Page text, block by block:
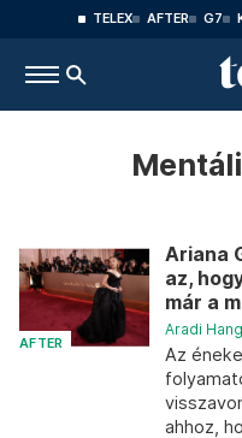
TELEX AFTER G7
AFTER
Ariana
az,
már a
Aradi
Az
ahhoz,